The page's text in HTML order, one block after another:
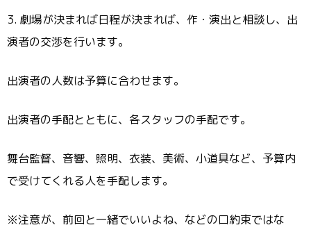
3. 劇場が決まれば日程が決まれば、作・演出と相談し、出
演者の交渉を行います。
出演者の人数は予算に合わせます。
出演者の手配とともに、各スタッフの手配です。
舞台監督、音響、照明、衣装、美術、小道具など、予算内
で受けてくれる人を手配します。
※注意が、前回と一緒でいいよね、などの口約束ではな